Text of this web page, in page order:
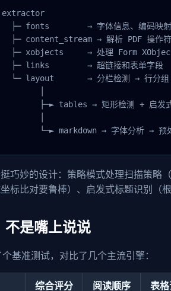
├─ fonts        → 字体信息、编码映射
├─ content_stream → 解析 PDF 操作
├─ xobjects     → 处理 Form
├─ links        → 超链接和表单字段
└─ layout       → 分栏检测 → 行分组
├─► tables → 矩形检测 + 启发
└─► markdown → 字体分析 → 预
巧妙的设计：策略模式处理扫描策
标比对要鲁棒）、启发式标题识别（
不是嘴上说说
基准测试，对比了几个主流引擎：
综合评分 阅读顺序 表